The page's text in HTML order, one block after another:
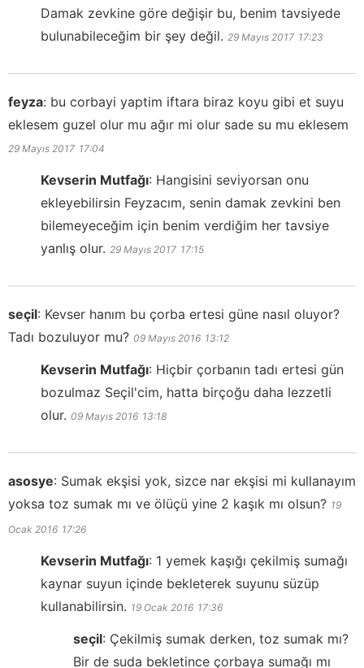
Damak zevkine göre değişir bu, benim tavsiyede
bulunabileceğim bir şey değil. 29 Mayıs 2017 17:23
feyza: bu corbayi yaptim iftara biraz koyu gibi et suyu
eklesem guzel olur mu ağır mi olur sade su mu eklesem
29 Mayıs 2017 17:04
Kevserin Mutfağı: Hangisini seviyorsan onu
ekleyebilirsin Feyzacım, senin damak zevkini ben
bilemeyeceğim için benim verdiğim her tavsiye
yanlış olur. 29 Mayıs 2017 17:15
seçil: Kevser hanım bu çorba ertesi güne nasıl oluyor?
Tadı bozuluyor mu? 09 Mayıs 2016 13:12
Kevserin Mutfağı: Hiçbir çorbanın tadı ertesi gün
bozulmaz Seçil'cim, hatta birçoğu daha lezzetli
olur. 09 Mayıs 2016 13:18
asosye: Sumak ekşisi yok, sizce nar ekşisi mi kullanayım
yoksa toz sumak mı ve ölüçü yine 2 kaşık mı olsun? 19
Ocak 2016 17:26
Kevserin Mutfağı: 1 yemek kaşığı çekilmiş sumağı
kaynar suyun içinde bekleterek suyunu süzüp
kullanabilirsin. 19 Ocak 2016 17:36
seçil: Çekilmiş sumak derken, toz sumak mı?
Bir de suda bekletince çorbaya sumağı mı